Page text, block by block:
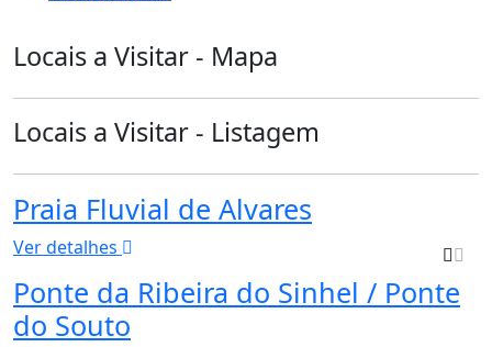
Locais a Visitar - Mapa
Locais a Visitar - Listagem
Praia Fluvial de Alvares
Ver detalhes
Ponte da Ribeira do Sinhel / Ponte
do Souto